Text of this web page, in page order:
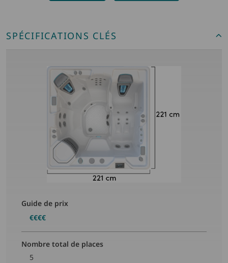
SPÉCIFICATIONS CLÉS
Guide de prix
€€€€
Nombre total de places
5